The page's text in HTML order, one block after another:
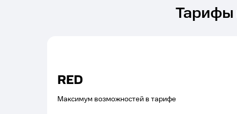
Тарифы
RED
Максимум возможностей в тарифе